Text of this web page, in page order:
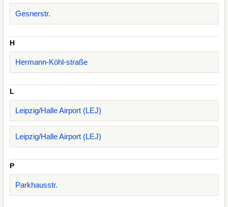
Gesnerstr.
H
Hermann-Köhl-straße
L
Leipzig/Halle Airport (LEJ)
Leipzig/Halle Airport (LEJ)
P
Parkhausstr.